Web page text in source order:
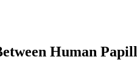
Human